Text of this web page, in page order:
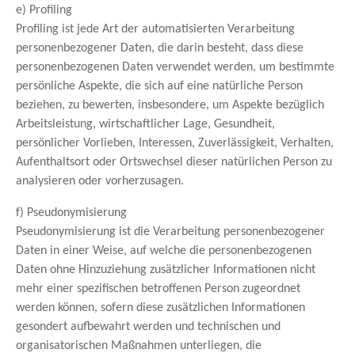
e) Profiling
Profiling ist jede Art der automatisierten Verarbeitung
personenbezogener Daten, die darin besteht, dass diese
personenbezogenen Daten verwendet werden, um bestimmte
persönliche Aspekte, die sich auf eine natürliche Person
beziehen, zu bewerten, insbesondere, um Aspekte bezüglich
Arbeitsleistung, wirtschaftlicher Lage, Gesundheit,
persönlicher Vorlieben, Interessen, Zuverlässigkeit, Verhalten,
Aufenthaltsort oder Ortswechsel dieser natürlichen Person zu
analysieren oder vorherzusagen.
f) Pseudonymisierung
Pseudonymisierung ist die Verarbeitung personenbezogener
Daten in einer Weise, auf welche die personenbezogenen
Daten ohne Hinzuziehung zusätzlicher Informationen nicht
mehr einer spezifischen betroffenen Person zugeordnet
werden können, sofern diese zusätzlichen Informationen
gesondert aufbewahrt werden und technischen und
organisatorischen Maßnahmen unterliegen, die